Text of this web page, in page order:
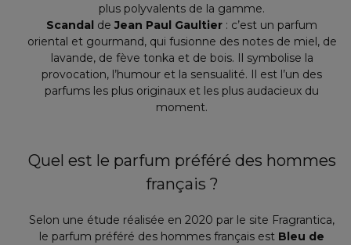
plus polyvalents de la gamme.
Scandal deJean Paul Gaultier : c’est un parfum
oriental et gourmand, qui fusionne des notes de miel, de
lavande, de fève tonka et de bois. Il symbolise la
provocation, l’humour et la sensualité. Il est l’un des
parfums les plus originaux et les plus audacieux du
moment.
Quel est le parfum préféré des hommes
français ?
Selon une étude réalisée en 2020 par le site Fragrantica,
le parfum préféré des hommes français est Bleu de